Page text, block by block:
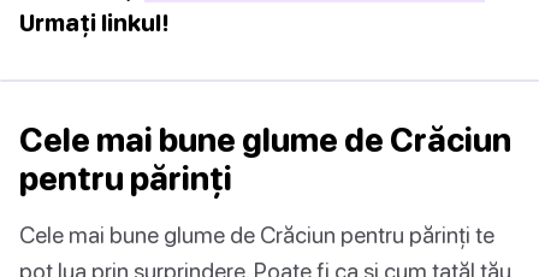
Urmați linkul!
Cele mai bune glume de Crăciun
pentru părinți
Cele mai bune glume de Crăciun pentru părinți te
pot lua prin surprindere. Poate fi ca și cum tatăl tău